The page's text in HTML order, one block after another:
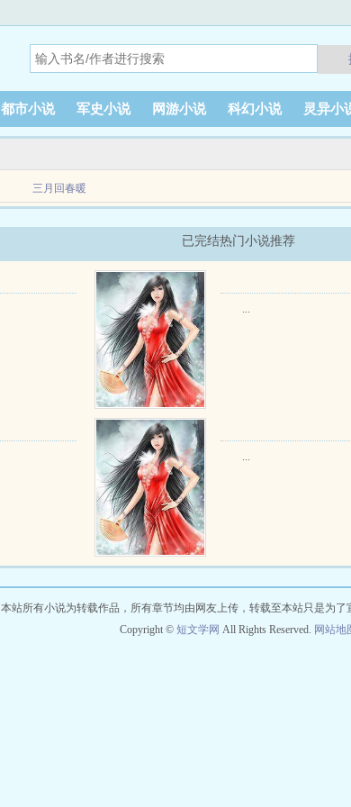
都市小说 军史小说 网游小说 科幻小说 灵异小
三月回春暖
已完结热门小说推荐
...
...
本站所有小说为转载作品，所有章节均由网友上传，转载至本站只是为了
Copyright © 短文学网 All Rights Reserved. 网站地